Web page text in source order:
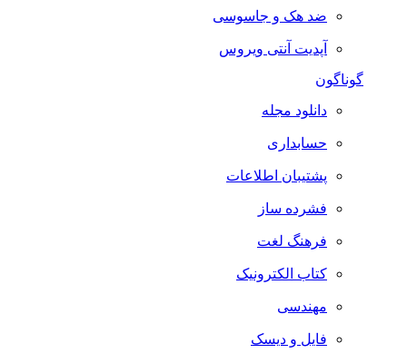
ضد هک و جاسوسی
آپدیت آنتی ویروس
گوناگون
دانلود مجله
حسابداری
پشتیبان اطلاعات
فشرده ساز
فرهنگ لغت
کتاب الکترونیک
مهندسی
فایل و دیسک